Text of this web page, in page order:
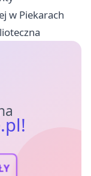
w Piekarach